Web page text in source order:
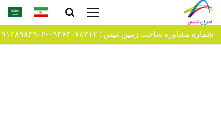
شماره مشاوره ساخت زمین تنیس : ۰۹۳۷۳۰۷۸۳۱۲-۰۹۱۲۸۹۸۳۹۰۲-09120665228